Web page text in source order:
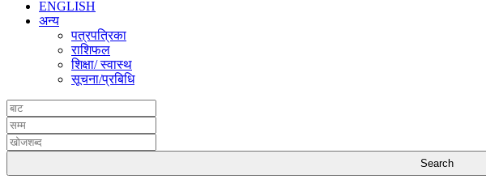
ENGLISH
अन्य
पत्रपत्रिका
राशिफल
शिक्षा/ स्वास्थ
सूचना/प्रबिधि